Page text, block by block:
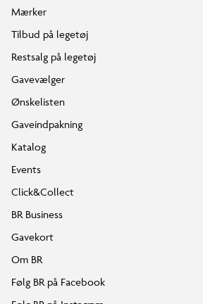
Mærker
Tilbud på legetøj
Restsalg på legetøj
Gavevælger
Ønskelisten
Gaveindpakning
Katalog
Events
Click&Collect
BR Business
Gavekort
Om BR
Følg BR på Facebook